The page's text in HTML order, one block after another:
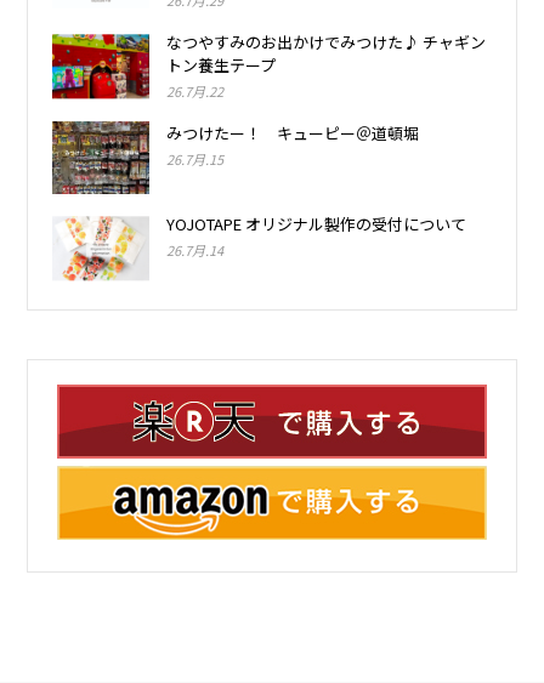
なつやすみのお出かけでみつけた♪ チャギン
トン養生テープ
26.7月.22
みつけたー！ キューピー＠道頓堀
26.7月.15
YOJOTAPE オリジナル製作の受付について
26.7月.14